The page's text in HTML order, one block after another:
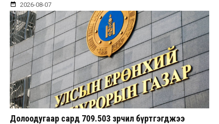
2026-08-07
Долоодугаар сард 709.503 зөрчил бүртгэгджээ